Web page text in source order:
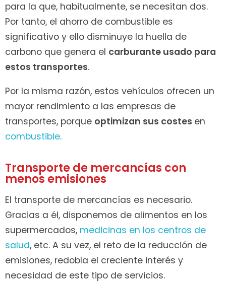
para la que, habitualmente, se necesitan dos.
Por tanto, el ahorro de combustible es
significativo y ello disminuye la huella de
carbono que genera el carburante usado para
estos transportes.
Por la misma razón, estos vehículos ofrecen un
mayor rendimiento a las empresas de
transportes, porque optimizan sus costes en
combustible.
Transporte de mercancías con
menos emisiones
El transporte de mercancías es necesario.
Gracias a él, disponemos de alimentos en los
supermercados, medicinas en los centros de
salud, etc. A su vez, el reto de la reducción de
emisiones, redobla el creciente interés y
necesidad de este tipo de servicios.